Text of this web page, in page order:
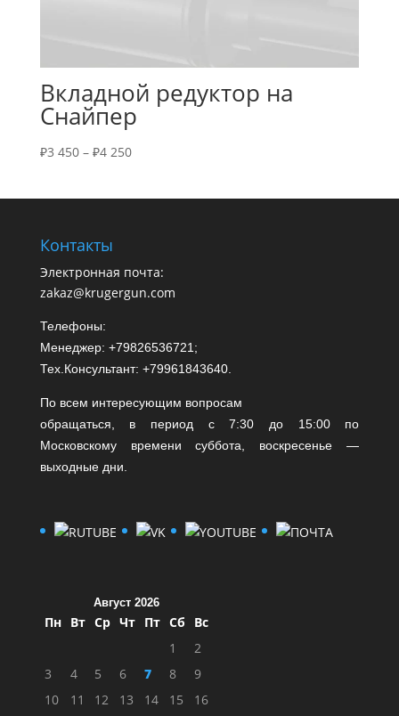
Вкладной редуктор на
Снайпер
₽3 450– ₽4 250
Контакты
Электронная почта:
zakaz@krugergun.com
Телефоны:
Менеджер: +79826536721;
Тех.Консультант: +79961843640.
По всем интересующим вопросам
обращаться, в период с 7:30 до 15:00 по
Московскому времени суббота, воскресенье —
выходные дни.
Август 2026
Пн Вт Ср Чт Пт Сб
Вс
1
2
3
4 5 6 7 8
9
10
11 12 13 14 15
16